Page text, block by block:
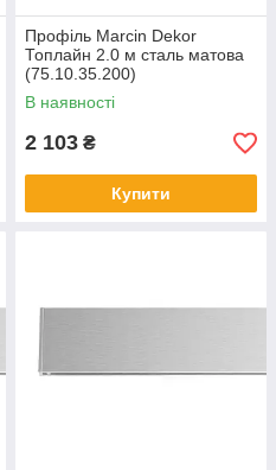
Профіль Marcin Dekor
Топлайн 2.0 м сталь матова
(75.10.35.200)
В наявності
2 103 ₴
Купити